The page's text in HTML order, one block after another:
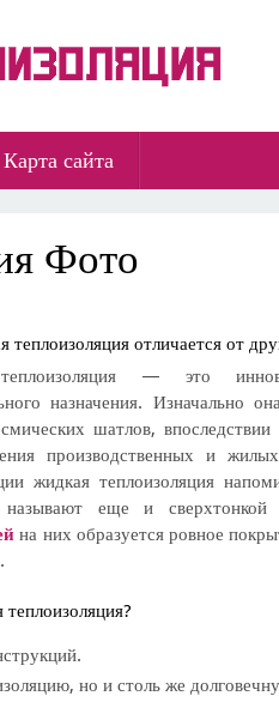
Карта сайта
Фото
теплоизоляция отличается от
— это
назначения. Изначально
шатлов,
производственных и
жидкая теплоизоляция
еще и сверхтонкой
на них образуется ровное
но и столь же